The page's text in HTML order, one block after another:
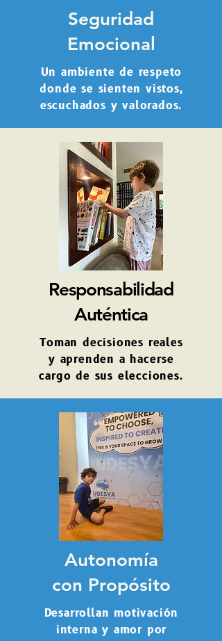
Seguridad
Emocional
Un ambiente de respeto
donde se sienten vistos,
escuchados y valorados.
Responsabilidad
Auténtica
Toman decisiones reales
y aprenden a hacerse
cargo de sus elecciones.
Autonomía
con Propósito
Desarrollan motivación
interna y amor por